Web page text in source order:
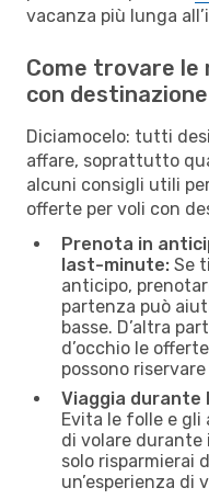
vacanza più lunga
Come trovare le
con
Diciamocelo: tutti
affare, soprattutto
alcuni consigli utili
offerte per voli con
Prenota in
last-minute: Se
anticipo,
partenza può
basse. D’altra
d’occhio le
possono
Viaggia durante
Evita le folle e gli
di volare durante
solo risparmierai
un’esperienza di